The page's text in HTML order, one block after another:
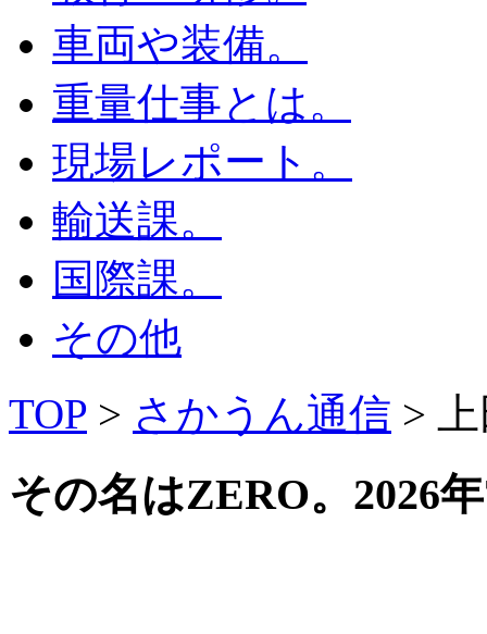
車両や装備。
重量仕事とは。
現場レポート。
輸送課。
国際課。
その他
TOP > さかうん通信 >
その名はZERO。 2026